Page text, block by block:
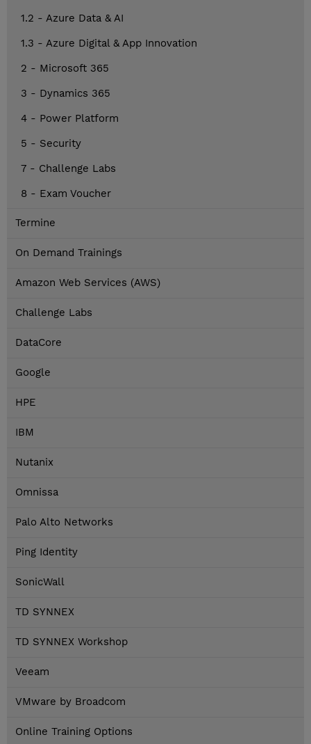
1.2 - Azure Data & AI
1.3 - Azure Digital & App Innovation
2 - Microsoft 365
3 - Dynamics 365
4 - Power Platform
5 - Security
7 - Challenge Labs
8 - Exam Voucher
Termine
On Demand Trainings
Amazon Web Services (AWS)
Challenge Labs
DataCore
Google
HPE
IBM
Nutanix
Omnissa
Palo Alto Networks
Ping Identity
SonicWall
TD SYNNEX
TD SYNNEX Workshop
Veeam
VMware by Broadcom
Online Training Options